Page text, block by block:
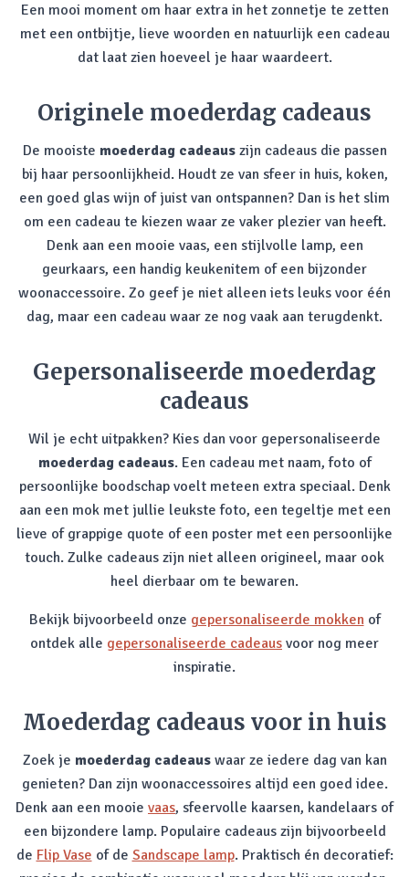
Een mooi moment om haar extra in het zonnetje te zetten
met een ontbijtje, lieve woorden en natuurlijk een cadeau
dat laat zien hoeveel je haar waardeert.
Originele moederdag cadeaus
De mooiste moederdag cadeauszijn cadeaus die passen
bij haar persoonlijkheid. Houdt ze van sfeer in huis, koken,
een goed glas wijn of juist van ontspannen? Dan is het slim
om een cadeau te kiezen waar ze vaker plezier van heeft.
Denk aan een mooie vaas, een stijlvolle lamp, een
geurkaars, een handig keukenitem of een bijzonder
woonaccessoire. Zo geef je niet alleen iets leuks voor één
dag, maar een cadeau waar ze nog vaak aan terugdenkt.
Gepersonaliseerde moederdag
cadeaus
Wil je echt uitpakken? Kies dan voor gepersonaliseerde
moederdag cadeaus. Een cadeau met naam, foto of
persoonlijke boodschap voelt meteen extra speciaal. Denk
aan een mok met jullie leukste foto, een tegeltje met een
lieve of grappige quote of een poster met een persoonlijke
touch. Zulke cadeaus zijn niet alleen origineel, maar ook
heel dierbaar om te bewaren.
Bekijk bijvoorbeeld onze gepersonaliseerde mokken of
ontdek alle gepersonaliseerde cadeaus voor nog meer
inspiratie.
Moederdag cadeaus voor in huis
Zoek je moederdag cadeauswaar ze iedere dag van kan
genieten? Dan zijn woonaccessoires altijd een goed idee.
Denk aan een mooie vaas, sfeervolle kaarsen, kandelaars of
een bijzondere lamp. Populaire cadeaus zijn bijvoorbeeld
de Flip Vase of de Sandscape lamp. Praktisch én decoratief: